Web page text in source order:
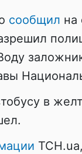
сообщил на
в